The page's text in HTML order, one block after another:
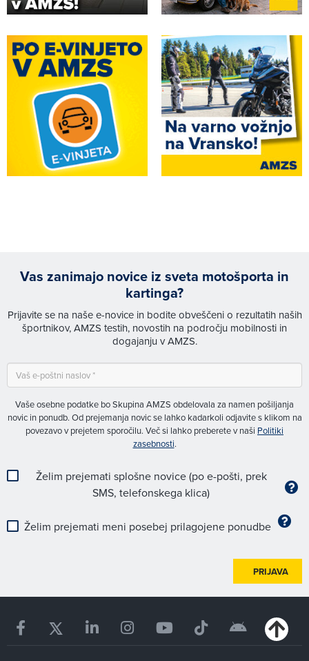
Vas zanimajo novice iz sveta motošporta in
kartinga?
Prijavite se na naše e-novice in bodite obveščeni o rezultatih naših
športnikov, AMZS testih, novostih na področju mobilnosti in
dogajanju v AMZS.
Vaše osebne podatke bo Skupina AMZS obdelovala za namen pošiljanja
novic in ponudb. Od prejemanja novic se lahko kadarkoli odjavite s klikom na
povezavo v prejetem sporočilu. Več si lahko preberete v naši Politiki
zasebnosti.
Želim prejemati splošne novice (po e-pošti, prek
SMS, telefonskega klica)
Želim prejemati meni posebej prilagojene ponudbe
PRIJAVA